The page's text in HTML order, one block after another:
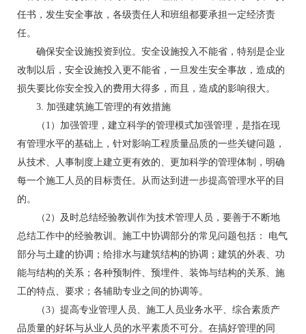
任书，发生安全事故，各级责任人和班组都要承担一定经济责
任。
确保安全设施投资到位。安全设施投入不能省，特别是企业
改制以后，安全设施投入更不能省，一旦发生安全事故，造成的
损失要比你安全投入的费用大得多，而且，造成的影响很大。
3. 加强建筑施工管理的有效措施
（1）加强管理，建立科学的管理模式加强管理，是指在现
有管理水平的基础上，针对影响工程质量品质的一些关键问题，
从技术、人事制度上建立更有效的、更加科学的管理体制，明确
每一个施工人员的目标责任。从而达到进一步提高管理水平的目
的。
（2）及时总结经验教训作为技术管理人员，要善于不断地
总结工作中的经验教训。施工中协调部分的常见问题包括： 电气
部分与土建的协调；给排水与建筑结构的协调；建筑的外表、功
能与结构的关系；各种预制件、预埋件、装饰与结构的关系、施
工的特点、要求；各辅助专业之间的协调等。
（3）提高专业管理人员、施工人员业务水平、综合素质产
品质量的好坏与从业人员的水平素质不可分。在搞好管理的同